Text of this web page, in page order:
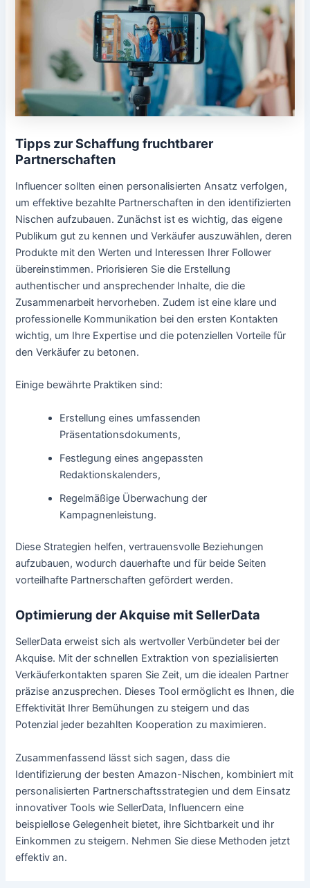
Tipps zur Schaffung fruchtbarer
Partnerschaften
Influencer sollten einen personalisierten Ansatz verfolgen,
um effektive bezahlte Partnerschaften in den identifizierten
Nischen aufzubauen. Zunächst ist es wichtig, das eigene
Publikum gut zu kennen und Verkäufer auszuwählen, deren
Produkte mit den Werten und Interessen Ihrer Follower
übereinstimmen. Priorisieren Sie die Erstellung
authentischer und ansprechender Inhalte, die die
Zusammenarbeit hervorheben. Zudem ist eine klare und
professionelle Kommunikation bei den ersten Kontakten
wichtig, um Ihre Expertise und die potenziellen Vorteile für
den Verkäufer zu betonen.
Einige bewährte Praktiken sind:
Erstellung eines umfassenden
Präsentationsdokuments,
Festlegung eines angepassten
Redaktionskalenders,
Regelmäßige Überwachung der
Kampagnenleistung.
Diese Strategien helfen, vertrauensvolle Beziehungen
aufzubauen, wodurch dauerhafte und für beide Seiten
vorteilhafte Partnerschaften gefördert werden.
Optimierung der Akquise mit SellerData
SellerData erweist sich als wertvoller Verbündeter bei der
Akquise. Mit der schnellen Extraktion von spezialisierten
Verkäuferkontakten sparen Sie Zeit, um die idealen Partner
präzise anzusprechen. Dieses Tool ermöglicht es Ihnen, die
Effektivität Ihrer Bemühungen zu steigern und das
Potenzial jeder bezahlten Kooperation zu maximieren.
Zusammenfassend lässt sich sagen, dass die
Identifizierung der besten Amazon-Nischen, kombiniert mit
personalisierten Partnerschaftsstrategien und dem Einsatz
innovativer Tools wie SellerData, Influencern eine
beispiellose Gelegenheit bietet, ihre Sichtbarkeit und ihr
Einkommen zu steigern. Nehmen Sie diese Methoden jetzt
effektiv an.